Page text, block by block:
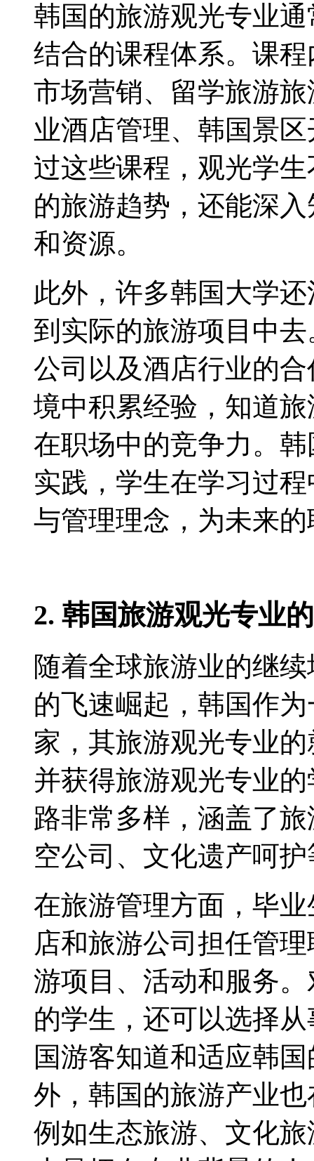
韩国的旅游观光专业
结合的课程体系。课
市场营销、留学旅游
业酒店管理、韩国景
过这些课程，观光学
的旅游趋势，还能深
和资源。
此外，许多韩国大学
到实际的旅游项目中
公司以及酒店行业的
境中积累经验，知道
在职场中的竞争力。
实践，学生在学习过
与管理理念，为未来
2. 韩国旅游观光专业
随着全球旅游业的继
的飞速崛起，韩国作
家，其旅游观光专业
并获得旅游观光专业
路非常多样，涵盖了
空公司、文化遗产呵
在旅游管理方面，毕
店和旅游公司担任管
游项目、活动和服务
的学生，还可以选择
国游客知道和适应韩
外，韩国的旅游产业
例如生态旅游、文化